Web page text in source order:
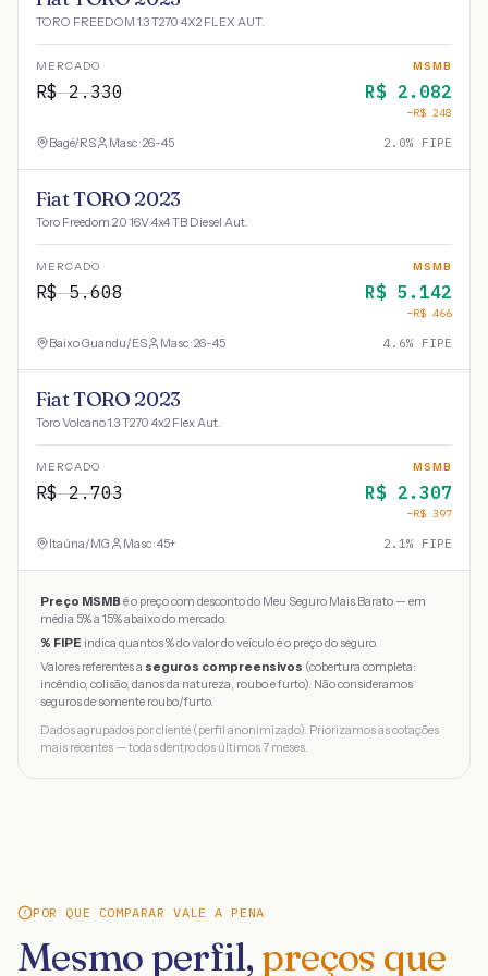
TORO FREEDOM 1.3 T270 4X2 FLEX AUT.
MERCADO
R$2.330
MSMB
R$ 2.082
−R$ 248
Bagé/RS Masc · 26-45 2.0% FIPE
Fiat TORO 2023
Toro Freedom 2.0 16V 4x4 TB Diesel Aut.
MERCADO
R$5.608
MSMB
R$ 5.142
−R$ 466
Baixo Guandu/ES Masc · 26-45 4.6% FIPE
Fiat TORO 2023
Toro Volcano 1.3 T270 4x2 Flex Aut.
MERCADO
R$2.703
MSMB
R$ 2.307
−R$ 397
Itaúna/MG Masc · 45+ 2.1% FIPE
Preço MSMB é o preço com desconto do Meu Seguro Mais Barato — em
média 5% a 15% abaixo do mercado.
% FIPE indica quantos % do valor do veículo é o preço do seguro.
Valores referentes a seguros compreensivos (cobertura completa:
incêndio, colisão, danos da natureza, roubo e furto). Não consideramos
seguros de somente roubo/furto.
Dados agrupados por cliente (perfil anonimizado). Priorizamos as cotações
mais recentes — todas dentro dos últimos 7 meses.
POR QUE COMPARAR VALE A PENA
Mesmo perfil, preços que